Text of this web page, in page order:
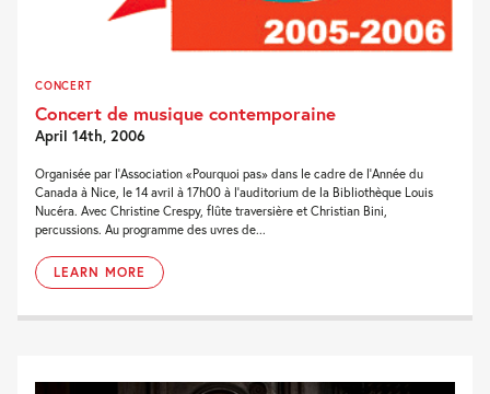
CONCERT
Concert de musique contemporaine
April 14th, 2006
Organisée par l'Association «Pourquoi pas» dans le cadre de l'Année du
Canada à Nice, le 14 avril à 17h00 à l'auditorium de la Bibliothèque Louis
Nucéra. Avec Christine Crespy, flûte traversière et Christian Bini,
percussions. Au programme des uvres de...
LEARN MORE